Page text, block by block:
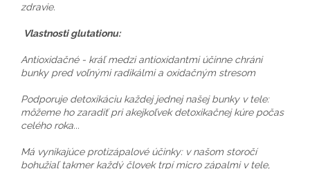
zdravie.
Vlastnosti glutationu:
Antioxidačné - kráľ medzi antioxidantmi účinne chráni
bunky pred voľnými radikálmi a oxidačným stresom
Podporuje detoxikáciu každej jednej našej bunky v tele:
môžeme ho zaradiť pri akejkoľvek detoxikačnej kúre počas
celého roka...
Má vynikajúce protizápalové účinky: v našom storočí
bohužiaľ takmer každý človek trpí micro zápalmi v tele,